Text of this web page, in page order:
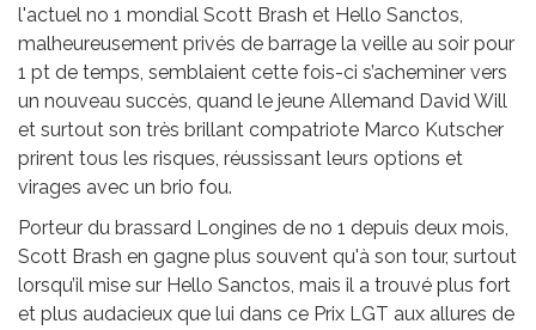
l'actuel no 1 mondial Scott Brash et Hello Sanctos,
malheureusement privés de barrage la veille au soir pour
1 pt de temps, semblaient cette fois-ci s’acheminer vers
un nouveau succès, quand le jeune Allemand David Will
et surtout son très brillant compatriote Marco Kutscher
prirent tous les risques, réussissant leurs options et
virages avec un brio fou.
Porteur du brassard Longines de no 1 depuis deux mois,
Scott Brash en gagne plus souvent qu'à son tour, surtout
lorsqu’il mise sur Hello Sanctos, mais il a trouvé plus fort
et plus audacieux que lui dans ce Prix LGT aux allures de